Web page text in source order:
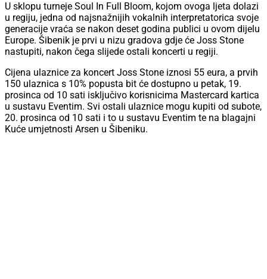
U sklopu turneje Soul In Full Bloom, kojom ovoga ljeta dolazi
u regiju, jedna od najsnažnijih vokalnih interpretatorica svoje
generacije vraća se nakon deset godina publici u ovom dijelu
Europe. Šibenik je prvi u nizu gradova gdje će Joss Stone
nastupiti, nakon čega slijede ostali koncerti u regiji.
Cijena ulaznice za koncert Joss Stone iznosi 55 eura, a prvih
150 ulaznica s 10% popusta bit će dostupno u petak, 19.
prosinca od 10 sati isključivo korisnicima Mastercard kartica
u sustavu Eventim. Svi ostali ulaznice mogu kupiti od subote,
20. prosinca od 10 sati i to u sustavu Eventim te na blagajni
Kuće umjetnosti Arsen u Šibeniku.